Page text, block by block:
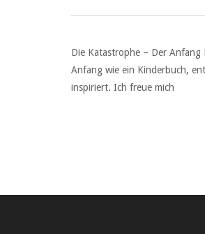
Die Katastrophe – Der Anfang
Anfang wie ein Kinderbuch,
inspiriert. Ich freue mich